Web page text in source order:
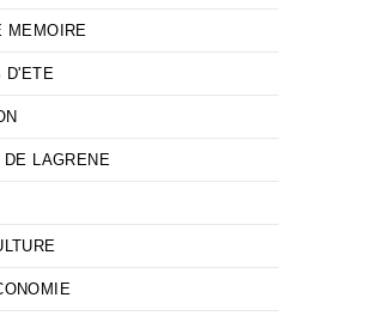
MEMOIRE
D'ETE
DE LAGRENE